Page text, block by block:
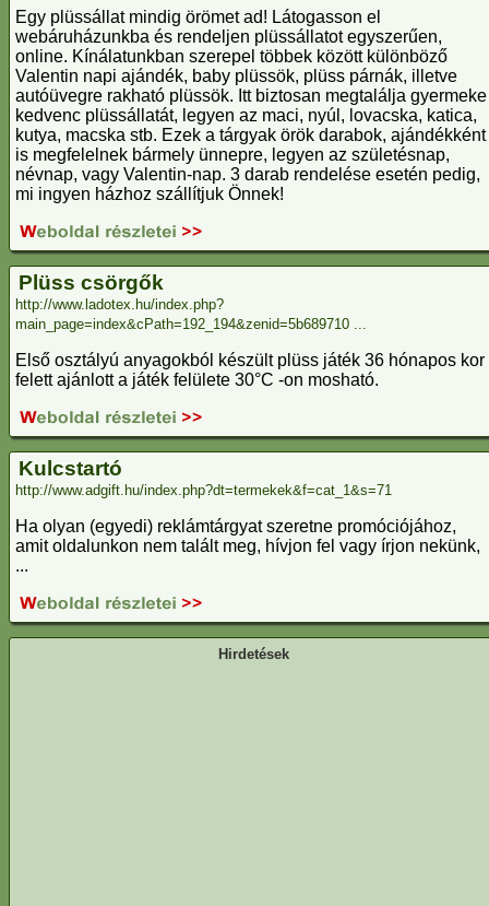
Egy plüssállat mindig örömet ad! Látogasson el
webáruházunkba és rendeljen plüssállatot egyszerűen,
online. Kínálatunkban szerepel többek között különböző
Valentin napi ajándék, baby plüssök, plüss párnák, illetve
autóüvegre rakható plüssök. Itt biztosan megtalálja gyermeke
kedvenc plüssállatát, legyen az maci, nyúl, lovacska, katica,
kutya, macska stb. Ezek a tárgyak örök darabok, ajándékként
is megfelelnek bármely ünnepre, legyen az születésnap,
névnap, vagy Valentin-nap. 3 darab rendelése esetén pedig,
mi ingyen házhoz szállítjuk Önnek!
Plüss csörgők
http://www.ladotex.hu/index.php?
main_page=index&cPath=192_194&zenid=5b689710 ...
Első osztályú anyagokból készült plüss játék 36 hónapos kor
felett ajánlott a játék felülete 30°C -on mosható.
Kulcstartó
http://www.adgift.hu/index.php?dt=termekek&f=cat_1&s=71
Ha olyan (egyedi) reklámtárgyat szeretne promóciójához,
amit oldalunkon nem talált meg, hívjon fel vagy írjon nekünk,
...
Hirdetések